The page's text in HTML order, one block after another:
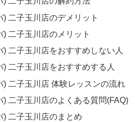
) 二子玉川店のデメリット
) 二子玉川店のメリット
) 二子玉川店をおすすめしない人
) 二子玉川店をおすすめする人
) 二子玉川店 体験レッスンの流れ
) 二子玉川店のよくある質問(FAQ)
) 二子玉川店のまとめ